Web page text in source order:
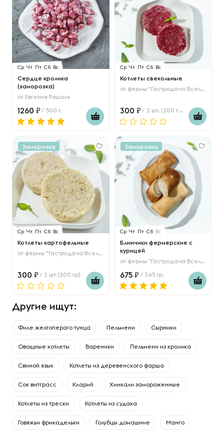
Ср Чт Пт Сб Вс
Сердце кролика
(заморозка)
от Евгения Рошаля
1260 / 500 г.
Ср Чт Пт Сб Вс
Котлеты свекольные
от фермы "Гастродача Вселуг"
300 / 2 шт. (200 гр.)
Заморозка
Ср Чт Пт Сб Вс
Котлеты картофельные
от фермы "Гастродача Вселуг"
300 / 2 шт (200 гр)
Заморозка
Ср Чт Пт Сб Вс
Блинчики фермерские с
курицей
от фермы "Гастродача Вселуг"
675 / 345 гр.
Другие ищут:
Филе желтоперого тунца Пельмени Сырники
Овощные котлеты Вареники Пельмени из кролика
Свиной язык Котлеты из деревенского фарша
Сок витграсс Кларий Хинкали замороженные
Котлеты из трески Котлеты из судака
Говяжьи фрикадельки Голубцы домашние Манго